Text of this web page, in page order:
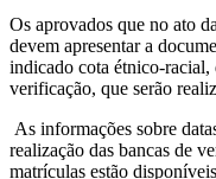
Os aprovados que no ato
devem apresentar a
indicado cota étnico-racial,
verificação, que serão
As informações sobre
realização das bancas de
matrículas estão